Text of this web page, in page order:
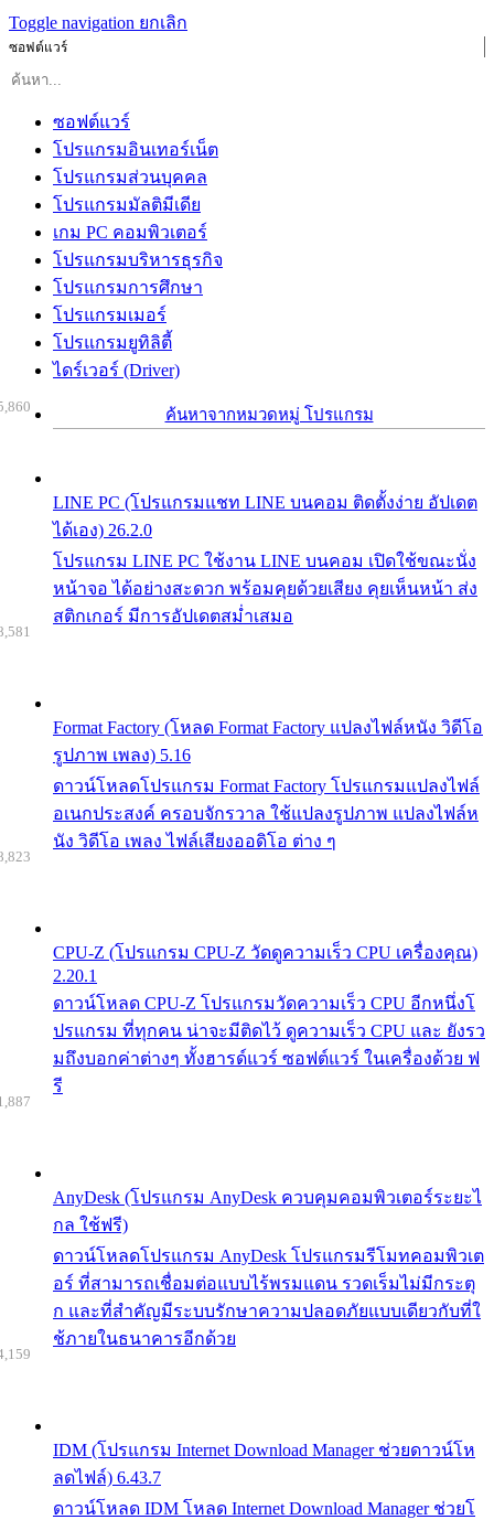
Toggle navigation ยกเลิก
ซอฟต์แวร์
ซอฟต์แวร์
โปรแกรมอินเทอร์เน็ต
โปรแกรมส่วนบุคคล
โปรแกรมมัลติมีเดีย
เกม PC คอมพิวเตอร์
โปรแกรมบริหารธุรกิจ
โปรแกรมการศึกษา
โปรแกรมเมอร์
โปรแกรมยูทิลิตี้
ไดร์เวอร์ (Driver)
ค้นหาจากหมวดหมู่ โปรแกรม
LINE PC (โปรแกรมแชท LINE บนคอม ติดตั้งง่าย อัปเดต
ได้เอง) 26.2.0
โปรแกรม LINE PC ใช้งาน LINE บนคอม เปิดใช้ขณะนั่ง
หน้าจอ ได้อย่างสะดวก พร้อมคุยด้วยเสียง คุยเห็นหน้า ส่ง
สติกเกอร์ มีการอัปเดตสม่ำเสมอ
Format Factory (โหลด Format Factory แปลงไฟล์หนัง วิดีโอ
รูปภาพ เพลง) 5.16
ดาวน์โหลดโปรแกรม Format Factory โปรแกรมแปลงไฟล์
อเนกประสงค์ ครอบจักรวาล ใช้แปลงรูปภาพ แปลงไฟล์ห
นัง วิดีโอ เพลง ไฟล์เสียงออดิโอ ต่าง ๆ
CPU-Z (โปรแกรม CPU-Z วัดดูความเร็ว CPU เครื่องคุณ)
2.20.1
ดาวน์โหลด CPU-Z โปรแกรมวัดความเร็ว CPU อีกหนึ่งโ
ปรแกรม ที่ทุกคน น่าจะมีติดไว้ ดูความเร็ว CPU และ ยังรว
มถึงบอกค่าต่างๆ ทั้งฮารด์แวร์ ซอฟต์แวร์ ในเครื่องด้วย ฟ
รี
AnyDesk (โปรแกรม AnyDesk ควบคุมคอมพิวเตอร์ระยะไ
กล ใช้ฟรี)
ดาวน์โหลดโปรแกรม AnyDesk โปรแกรมรีโมทคอมพิวเต
อร์ ที่สามารถเชื่อมต่อแบบไร้พรมแดน รวดเร็มไม่มีกระตุ
ก และที่สำคัญมีระบบรักษาความปลอดภัยแบบเดียวกับที่ใ
ช้ภายในธนาคารอีกด้วย
IDM (โปรแกรม Internet Download Manager ช่วยดาวน์โห
ลดไฟล์) 6.43.7
ดาวน์โหลด IDM โหลด Internet Download Manager ช่วยโ